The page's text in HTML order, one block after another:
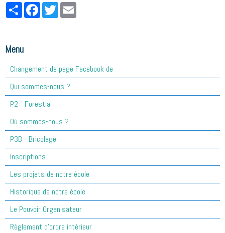
PartagerFacebookTwitter
Menu
Changement de page Facebook de
Qui sommes-nous ?
P2 - Forestia
Où sommes-nous ?
P3B - Bricolage
Inscriptions
Les projets de notre école
Historique de notre école
Le Pouvoir Organisateur
Règlement d'ordre intérieur